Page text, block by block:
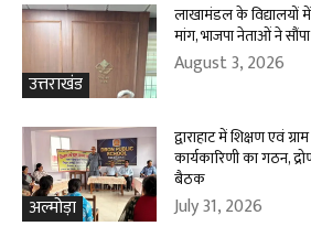
उत्तराखंड
लाखामंडल के विद्यालयों
मांग, भाजपा नेताओं ने सौंपा
August 3, 2026
अल्मोड़ा
द्वाराहाट में शिक्षण एवं
कार्यकारिणी का गठन,
बैठक
July 31, 2026